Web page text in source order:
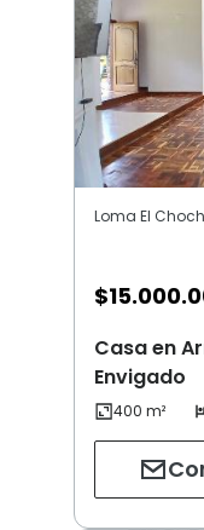
Loma El
$
Casa en
Envigado